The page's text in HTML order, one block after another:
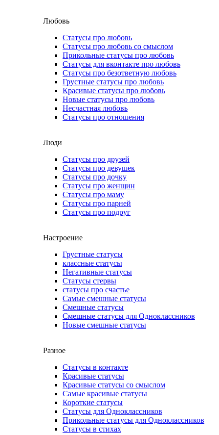
Любовь
Статусы про любовь
Статусы про любовь со смыслом
Прикольные статусы про любовь
Статусы для вконтакте про любовь
Статусы про безответную любовь
Грустные статусы про любовь
Красивые статусы про любовь
Новые статусы про любовь
Несчастная любовь
Статусы про отношения
Люди
Статусы про друзей
Статусы про девушек
Статусы про дочку
Статусы про женщин
Статусы про маму
Статусы про парней
Статусы про подруг
Настроение
Грустные статусы
классные статусы
Негативные статусы
Статусы стервы
статусы про счастье
Самые смешные статусы
Смешные статусы
Смешные статусы для Одноклассников
Новые смешные статусы
Разное
Статусы в контакте
Красивые статусы
Красивые статусы со смыслом
Самые красивые статусы
Короткие статусы
Статусы для Одноклассников
Прикольные статусы для Одноклассников
Статусы в стихах